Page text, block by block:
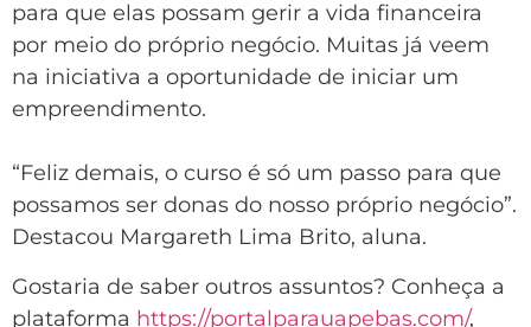
para que elas possam gerir a vida financeira
por meio do próprio negócio. Muitas já veem
na iniciativa a oportunidade de iniciar um
empreendimento.
“Feliz demais, o curso é só um passo para que
possamos ser donas do nosso próprio negócio”.
Destacou Margareth Lima Brito, aluna.
Gostaria de saber outros assuntos? Conheça a
plataforma https://portalparauapebas.com/,